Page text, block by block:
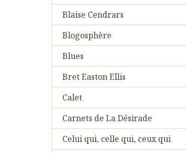
Blaise Cendrars
Blogosphère
Blues
Bret Easton Ellis
Calet
Carnets de La Désirade
Celui qui, celle qui, ceux qui